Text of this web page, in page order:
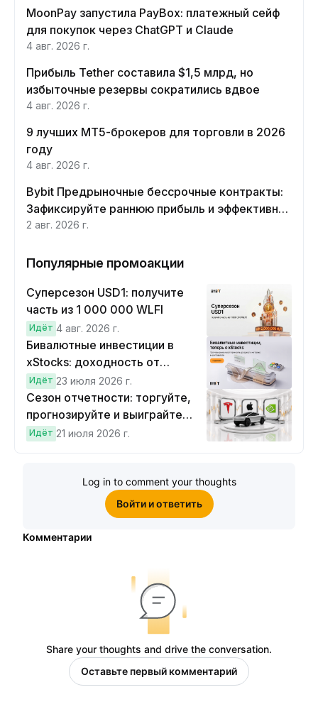
MoonPay запустила PayBox: платежный сейф
для покупок через ChatGPT и Claude
4 авг. 2026 г.
Прибыль Tether составила $1,5 млрд, но
избыточные резервы сократились вдвое
4 авг. 2026 г.
9 лучших MT5-брокеров для торговли в 2026
году
4 авг. 2026 г.
Bybit Предрыночные бессрочные контракты:
Зафиксируйте раннюю прибыль и эффективно
хеджируйте
2 авг. 2026 г.
Популярные промоакции
Суперсезон USD1: получите
часть из 1 000 000 WLFI
Идёт 4 авг. 2026 г.
Бивалютные инвестиции в
xStocks: доходность от
прогнозов
Идёт 23 июля 2026 г.
Сезон отчетности: торгуйте,
прогнозируйте и выиграйте
Cybertruck!
Идёт 21 июля 2026 г.
Log in to comment your thoughts
Войти и ответить
Комментарии
Share your thoughts and drive the conversation.
Оставьте первый комментарий